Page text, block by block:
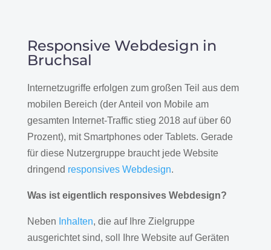
Responsive Webdesign in
Bruchsal
Internetzugriffe erfolgen zum großen Teil aus dem
mobilen Bereich (der Anteil von Mobile am
gesamten Internet-Traffic stieg 2018 auf über 60
Prozent), mit Smartphones oder Tablets. Gerade
für diese Nutzergruppe braucht jede Website
dringend responsives Webdesign.
Was ist eigentlich responsives Webdesign?
Neben Inhalten, die auf Ihre Zielgruppe
ausgerichtet sind, soll Ihre Website auf Geräten